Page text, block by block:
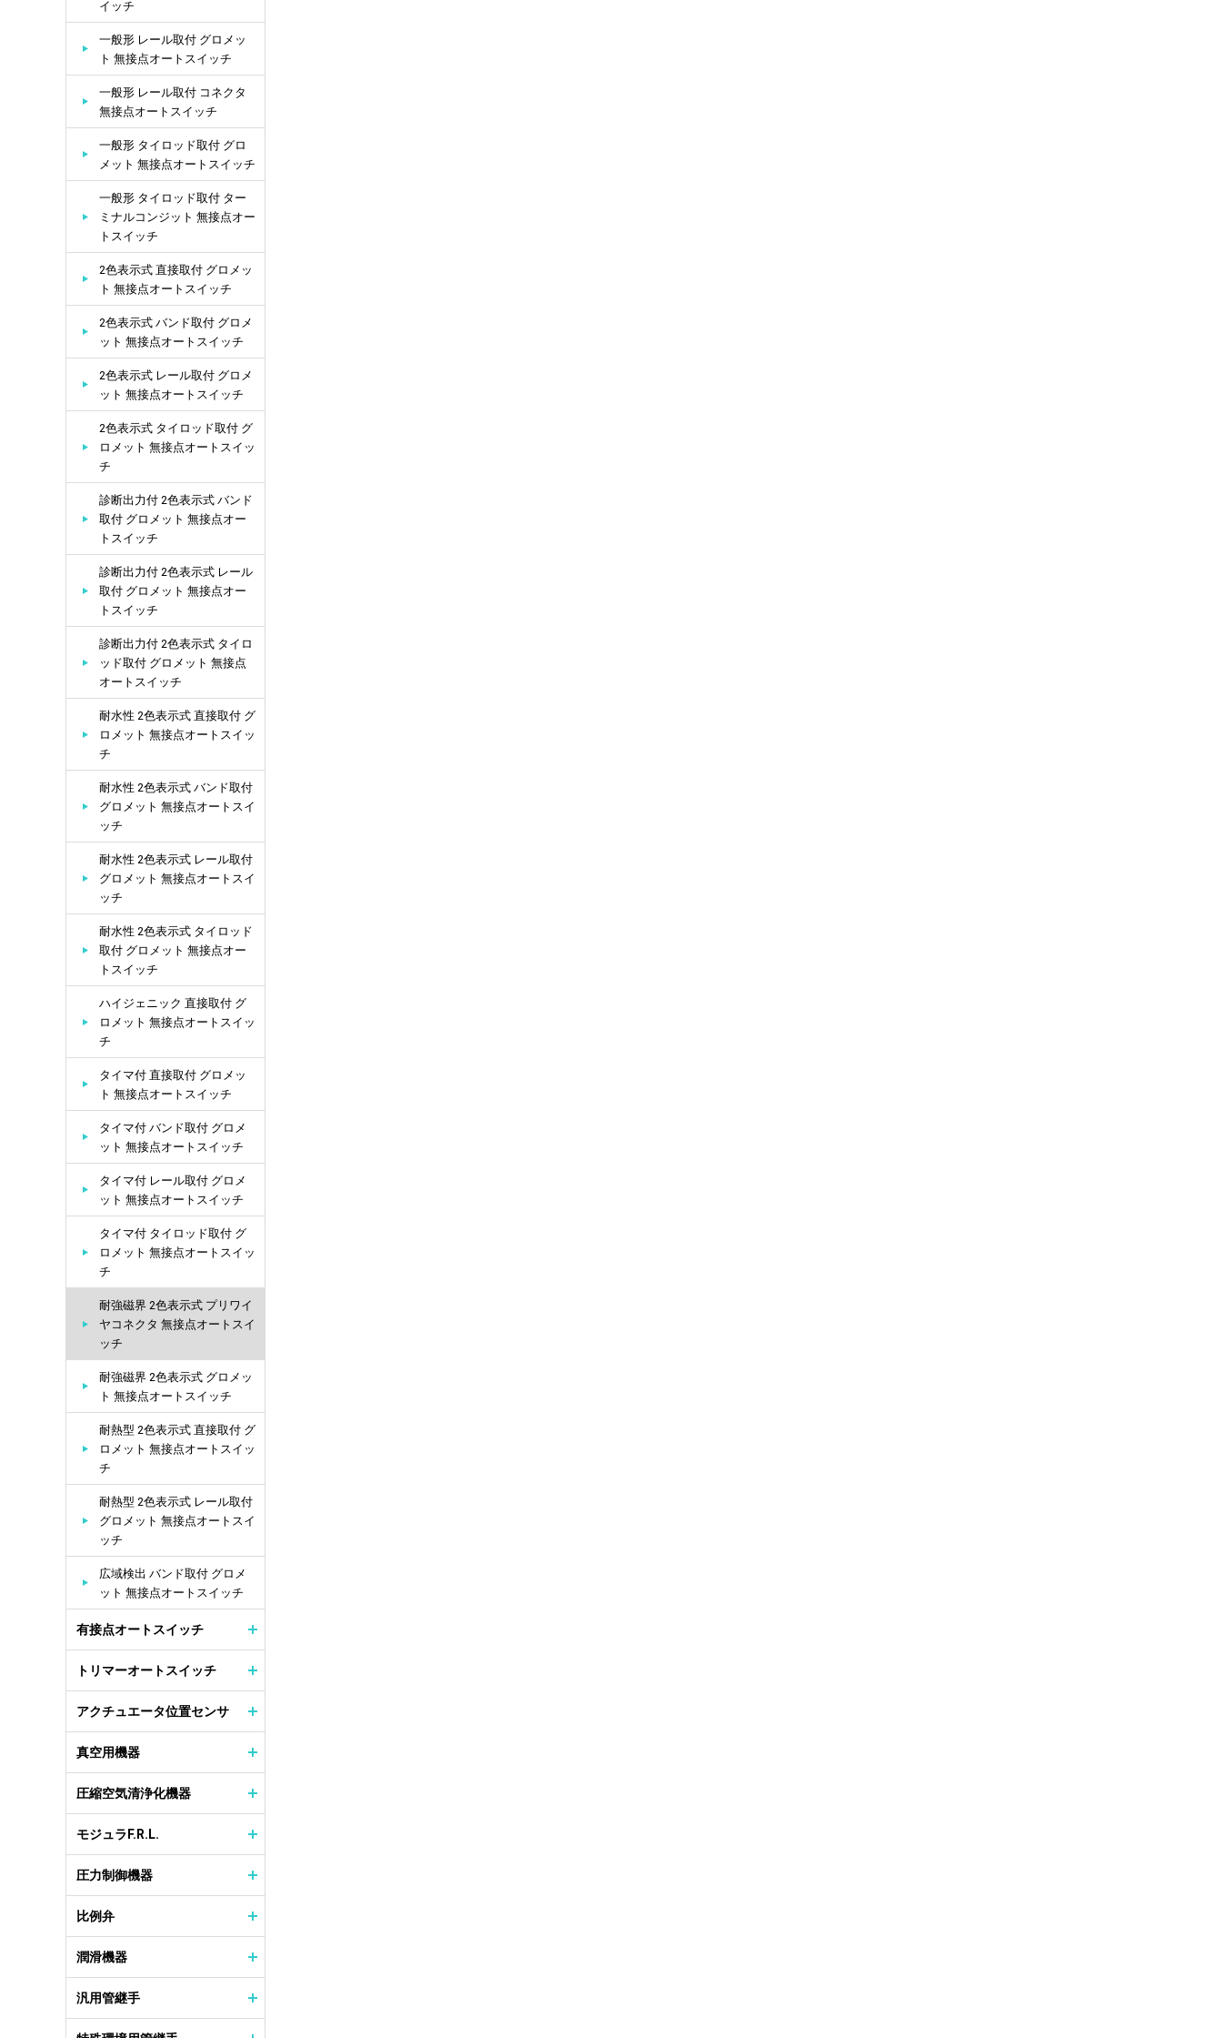
イッチ
一般形 レール取付 グロメッ
ト 無接点オートスイッチ
一般形 レール取付 コネクタ
無接点オートスイッチ
一般形 タイロッド取付 グロ
メット 無接点オートスイッチ
一般形 タイロッド取付 ター
ミナルコンジット 無接点オー
トスイッチ
2色表示式 直接取付 グロメッ
ト 無接点オートスイッチ
2色表示式 バンド取付 グロメ
ット 無接点オートスイッチ
2色表示式 レール取付 グロメ
ット 無接点オートスイッチ
2色表示式 タイロッド取付 グ
ロメット 無接点オートスイッ
チ
診断出力付 2色表示式 バンド
取付 グロメット 無接点オー
トスイッチ
診断出力付 2色表示式 レール
取付 グロメット 無接点オー
トスイッチ
診断出力付 2色表示式 タイロ
ッド取付 グロメット 無接点
オートスイッチ
耐水性 2色表示式 直接取付 グ
ロメット 無接点オートスイッ
チ
耐水性 2色表示式 バンド取付
グロメット 無接点オートスイ
ッチ
耐水性 2色表示式 レール取付
グロメット 無接点オートスイ
ッチ
耐水性 2色表示式 タイロッド
取付 グロメット 無接点オー
トスイッチ
ハイジェニック 直接取付 グ
ロメット 無接点オートスイッ
チ
タイマ付 直接取付 グロメッ
ト 無接点オートスイッチ
タイマ付 バンド取付 グロメ
ット 無接点オートスイッチ
タイマ付 レール取付 グロメ
ット 無接点オートスイッチ
タイマ付 タイロッド取付 グ
ロメット 無接点オートスイッ
チ
耐強磁界 2色表示式 プリワイ
ヤコネクタ 無接点オートスイ
ッチ
耐強磁界 2色表示式 グロメッ
ト 無接点オートスイッチ
耐熱型 2色表示式 直接取付 グ
ロメット 無接点オートスイッ
チ
耐熱型 2色表示式 レール取付
グロメット 無接点オートスイ
ッチ
広域検出 バンド取付 グロメ
ット 無接点オートスイッチ
有接点オートスイッチ
トリマーオートスイッチ
アクチュエータ位置センサ
真空用機器
圧縮空気清浄化機器
モジュラF.R.L.
圧力制御機器
比例弁
潤滑機器
汎用管継手